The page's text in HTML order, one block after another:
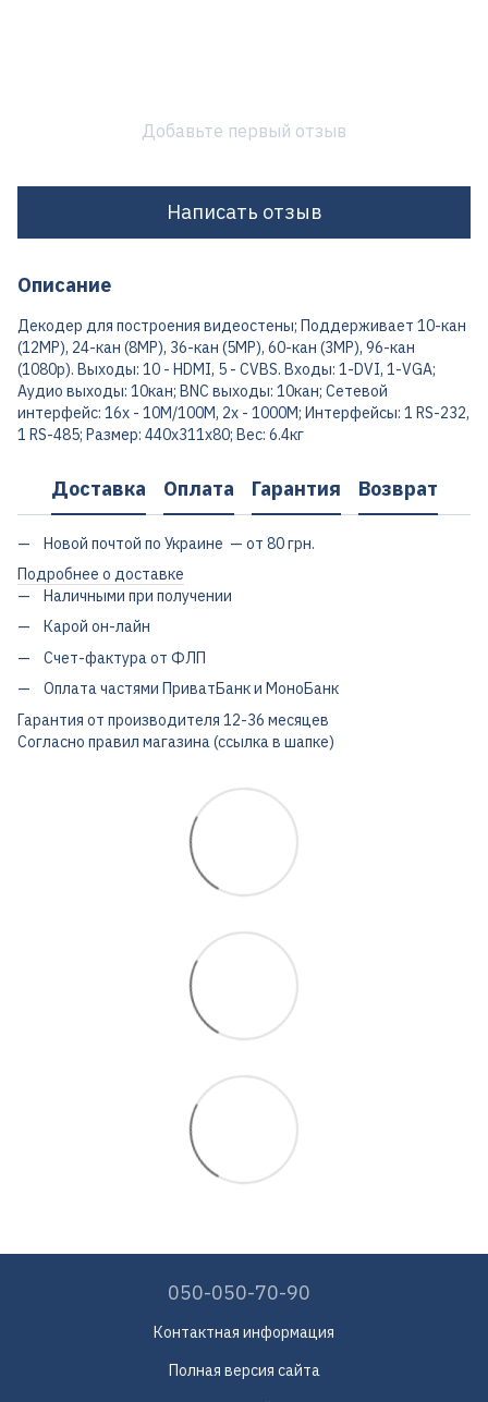
Добавьте первый отзыв
Написать отзыв
Описание
Декодер для построения видеостены; Поддерживает 10-кан
(12MP), 24-кан (8MP), 36-кан (5MP), 60-кан (3MP), 96-кан
(1080p). Выходы: 10 - HDMI, 5 - CVBS. Входы: 1-DVI, 1-VGA;
Аудио выходы: 10кан; BNC выходы: 10кан; Сетевой
интерфейс: 16х - 10M/100M, 2х - 1000М; Интерфейсы: 1 RS-232,
1 RS-485; Размер: 440х311х80; Вес: 6.4кг
Доставка Оплата Гарантия Возврат
Новой почтой по Украине — от 80 грн.
Подробнее о доставке
Наличными при получении
Карой он-лайн
Счет-фактура от ФЛП
Оплата частями ПриватБанк и МоноБанк
Гарантия от производителя 12-36 месяцев
Согласно правил магазина (ссылка в шапке)
050-050-70-90
Контактная информация
Полная версия сайта